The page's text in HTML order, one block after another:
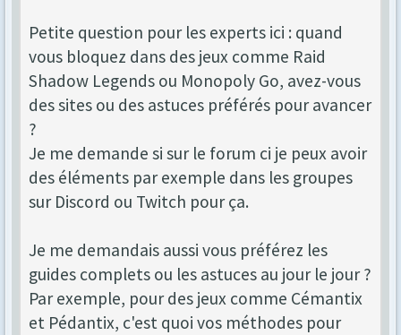
Petite question pour les experts ici : quand
vous bloquez dans des jeux comme Raid
Shadow Legends ou Monopoly Go, avez-vous
des sites ou des astuces préférés pour avancer
?
Je me demande si sur le forum ci je peux avoir
des éléments par exemple dans les groupes
sur Discord ou Twitch pour ça.
Je me demandais aussi vous préférez les
guides complets ou les astuces au jour le jour ?
Par exemple, pour des jeux comme Cémantix
et Pédantix, c'est quoi vos méthodes pour